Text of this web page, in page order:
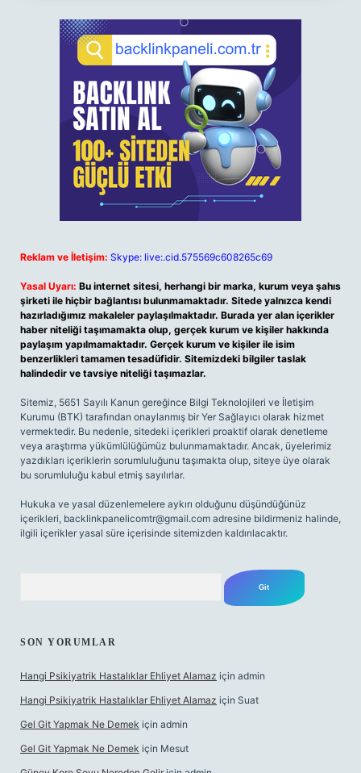
Reklam ve İletişim: Skype: live:.cid.575569c608265c69
Yasal Uyarı: Bu internet sitesi, herhangi bir marka, kurum veya şahıs
şirketi ile hiçbir bağlantısı bulunmamaktadır. Sitede yalnızca kendi
hazırladığımız makaleler paylaşılmaktadır. Burada yer alan içerikler
haber niteliği taşımamakta olup, gerçek kurum ve kişiler hakkında
paylaşım yapılmamaktadır. Gerçek kurum ve kişiler ile isim
benzerlikleri tamamen tesadüfidir. Sitemizdeki bilgiler taslak
halindedir ve tavsiye niteliği taşımazlar.
Sitemiz, 5651 Sayılı Kanun gereğince Bilgi Teknolojileri ve İletişim
Kurumu (BTK) tarafından onaylanmış bir Yer Sağlayıcı olarak hizmet
vermektedir. Bu nedenle, sitedeki içerikleri proaktif olarak denetleme
veya araştırma yükümlülüğümüz bulunmamaktadır. Ancak, üyelerimiz
yazdıkları içeriklerin sorumluluğunu taşımakta olup, siteye üye olarak
bu sorumluluğu kabul etmiş sayılırlar.
Hukuka ve yasal düzenlemelere aykırı olduğunu düşündüğünüz
içerikleri, backlinkpanelicomtr@gmail.com adresine bildirmeniz halinde,
ilgili içerikler yasal süre içerisinde sitemizden kaldırılacaktır.
SON YORUMLAR
Hangi Psikiyatrik Hastalıklar Ehliyet Alamaz için admin
Hangi Psikiyatrik Hastalıklar Ehliyet Alamaz için Suat
Gel Git Yapmak Ne Demek için admin
Gel Git Yapmak Ne Demek için Mesut